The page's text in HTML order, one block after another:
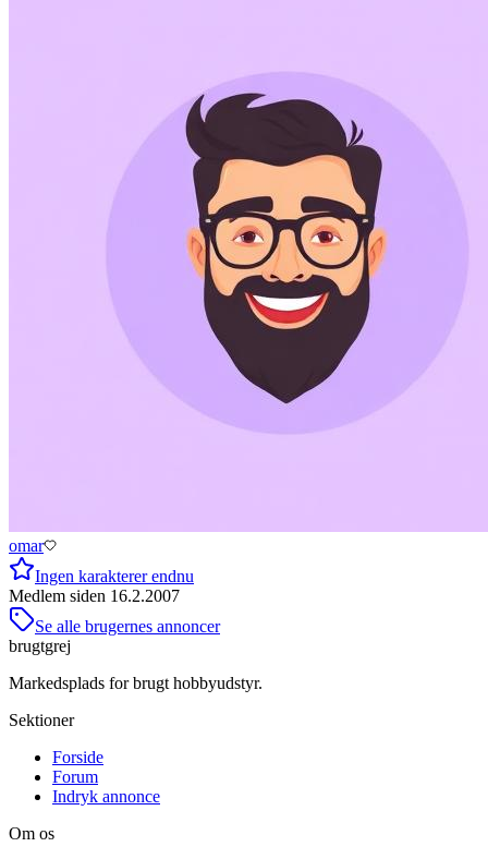
omar
Ingen karakterer endnu
Medlem siden 16.2.2007
Se alle brugernes annoncer
brugtgrej
Markedsplads for brugt hobbyudstyr.
Sektioner
Forside
Forum
Indryk annonce
Om os